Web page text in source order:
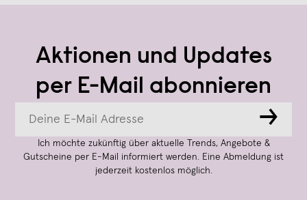
Aktionen und Updates
per E-Mail abonnieren
→
Ich möchte zukünftig über aktuelle Trends, Angebote &
Gutscheine per E-Mail informiert werden. Eine Abmeldung ist
jederzeit kostenlos möglich.